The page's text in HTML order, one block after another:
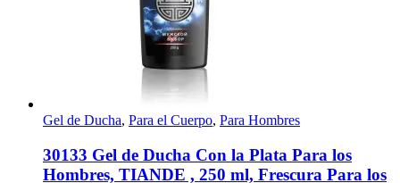
página
de
producto
Gel de Ducha, Para el Cuerpo, Para Hombres
30133 Gel de Ducha Con la Plata Para los
Hombres, TIANDE , 250 ml, Frescura Para los